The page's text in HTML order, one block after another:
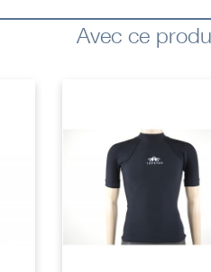
Avec ce